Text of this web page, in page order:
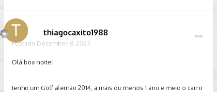
thiagocaxito1988
Postado December 8, 2023
Olá boa noite!
tenho um Golf alemão 2014, a mais ou menos 1 ano e meio o carro